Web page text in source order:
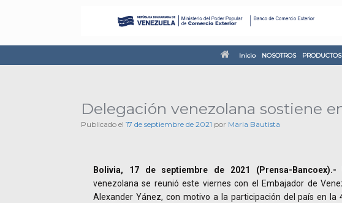
Inicio NOSOTROS PRODUCTOS
Delegación venezolana sostiene
Publicado el 17 de septiembre de 2021 por Maria Bautista
Bolivia, 17 de septiembre de 2021 (Prensa-Bancoex).-
venezolana se reunió este viernes con el Embajador de
Alexander Yánez, con motivo a la participación del país en la